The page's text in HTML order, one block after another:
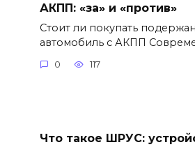
АКПП: «за» и «против»
Стоит ли покупать
автомобиль с АКПП
0 117
Что такое ШРУС: